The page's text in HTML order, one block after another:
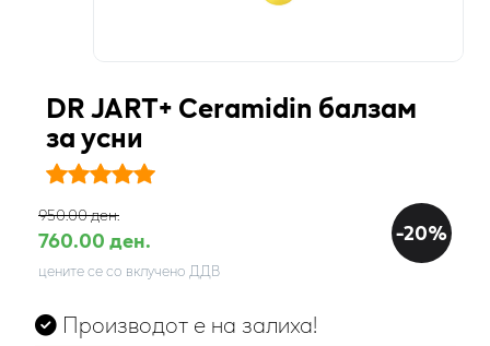
DR JART+ Ceramidin балзам
за усни
950.00 ден.
760.00 ден. -20%
цените се со вклучено ДДВ
Производот е на залиха!